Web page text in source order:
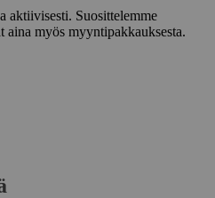
aktiivisesti. Suosittelemme
aina myös myyntipakkauksesta.